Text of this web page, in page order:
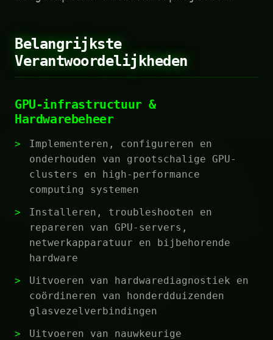
Belangrijkste
Verantwoordelijkheden
GPU-infrastructuur &
Hardwarebeheer
Implementeren, configureren en
onderhouden van grootschalige GPU-
clusters en high-performance
computing systemen
Installeren, troubleshooten en
repareren van GPU-servers,
netwerkapparatuur en bijbehorende
hardware
Uitvoeren van hardwarediagnostiek en
coördineren van honderdduizenden
glasvezelverbindingen
Uitvoeren van nauwkeurige